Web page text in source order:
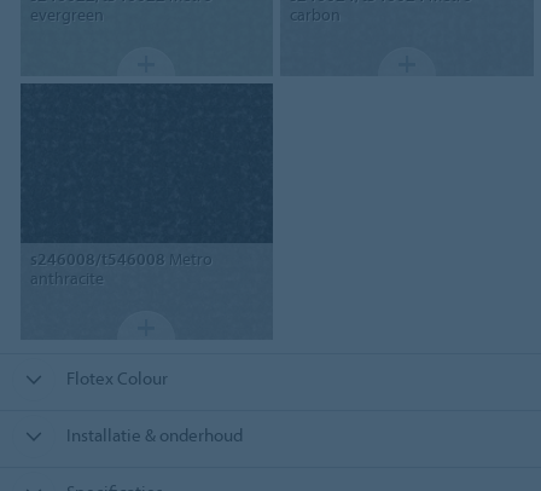
evergreen
carbon
s246008/t546008 Metro
anthracite
Flotex Colour
Installatie & onderhoud